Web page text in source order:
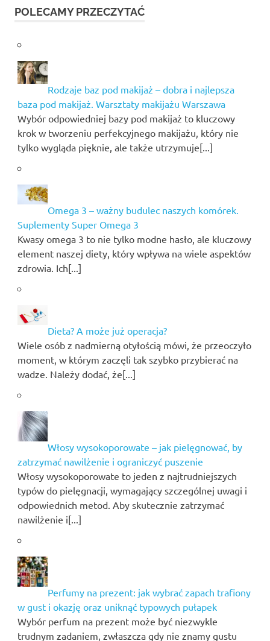
POLECAMY PRZECZYTAĆ
Rodzaje baz pod makijaż – dobra i najlepsza
baza pod makijaż. Warsztaty makijażu Warszawa
Wybór odpowiedniej bazy pod makijaż to kluczowy
krok w tworzeniu perfekcyjnego makijażu, który nie
tylko wygląda pięknie, ale także utrzymuje[...]
Omega 3 – ważny budulec naszych komórek.
Suplementy Super Omega 3
Kwasy omega 3 to nie tylko modne hasło, ale kluczowy
element naszej diety, który wpływa na wiele aspektów
zdrowia. Ich[...]
Dieta? A może już operacja?
Wiele osób z nadmierną otyłością mówi, że przeoczyło
moment, w którym zaczęli tak szybko przybierać na
wadze. Należy dodać, że[...]
Włosy wysokoporowate – jak pielęgnować, by
zatrzymać nawilżenie i ograniczyć puszenie
Włosy wysokoporowate to jeden z najtrudniejszych
typów do pielęgnacji, wymagający szczególnej uwagi i
odpowiednich metod. Aby skutecznie zatrzymać
nawilżenie i[...]
Perfumy na prezent: jak wybrać zapach trafiony
w gust i okazję oraz uniknąć typowych pułapek
Wybór perfum na prezent może być niezwykle
trudnym zadaniem, zwłaszcza gdy nie znamy gustu